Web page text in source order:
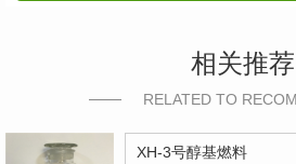
相关推荐
RELATED TO
XH-3号醇基燃料